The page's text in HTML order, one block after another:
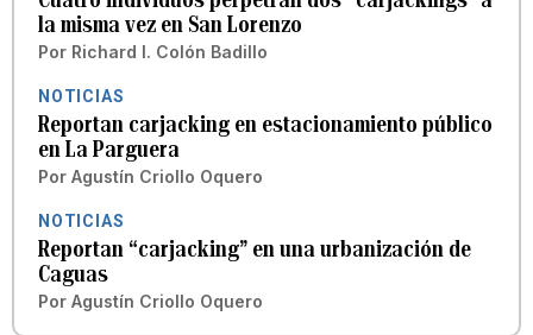
la misma vez en San Lorenzo
Por Richard I. Colón Badillo
NOTICIAS
Reportan carjacking en estacionamiento público
en La Parguera
Por Agustín Criollo Oquero
NOTICIAS
Reportan “carjacking” en una urbanización de
Caguas
Por Agustín Criollo Oquero